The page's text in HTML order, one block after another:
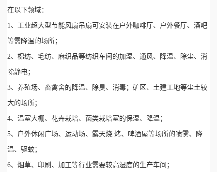
在以下领域：
1、工业超大型节能风扇吊扇可安装在户外咖啡厅、户外餐厅、酒吧
等需降温的场所；
2、棉纺、毛纺、麻织品等纺织车间的加湿、通风、降温、除尘、消
除静电；
3、养殖场、畜禽舍的降温、除臭、消毒；矿区、土建工地等尘土较
大的场所；
4、温室大棚、花卉栽培、菌类栽培室的保湿、降温；
5、户外休闲广场、运动场、露天烧 烤、啤酒屋等场所的喷雾、降
温、驱蚊；
6、烟草、印刷、加工等行业需要较高湿度的生产车间；